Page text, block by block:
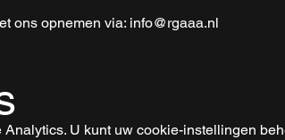
ons opnemen via: info@rgaaa.nl
U kunt uw cookie-instellingen